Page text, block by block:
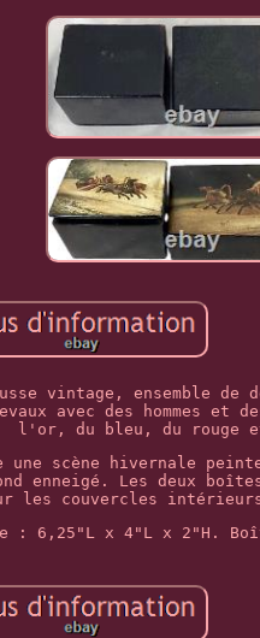
vintage, ensemble de
avec des hommes et
l'or, du bleu, du rouge
scène hivernale
enneigé. Les deux
les couvercles intérieurs
: 6,25"L x 4"L x 2"H.